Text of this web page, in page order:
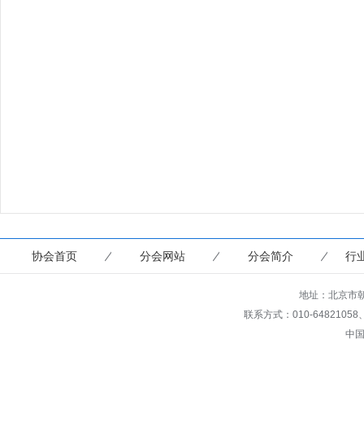
协会首页 分会网站 分会简介 行
地址：北京市
联系方式：010-
中